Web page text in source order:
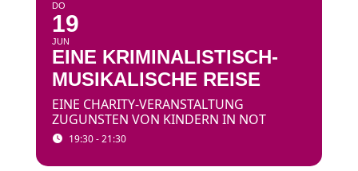
DO
19
JUN
EINE KRIMINALISTISCH-
MUSIKALISCHE REISE
EINE CHARITY-VERANSTALTUNG
ZUGUNSTEN VON KINDERN IN NOT
19:30 - 21:30